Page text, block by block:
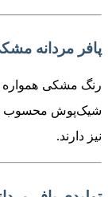
پافر مردانه
رنگ مشکی همواره
شیک‌پوش محسوب
نیز دارند.